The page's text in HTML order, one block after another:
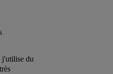
j'utilise du